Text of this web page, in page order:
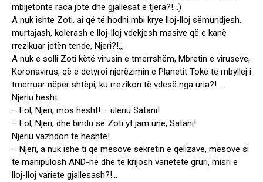
mbijetonte raca jote dhe gjallesat e tjera?!…)
A nuk ishte Zoti, ai që të hodhi mbi krye lloj-lloj sëmundjesh,
murtajash, kolerash e lloj-lloj vdekjesh masive që e kanë
rrezikuar jetën tënde, Njeri?!,,,
A nuk e solli Zoti këtë virusin e tmerrshëm, Mbretin e viruseve,
Koronavirus, që e detyroi njerëzimin e Planetit Tokë të mbyllej i
tmerruar nëpër shtëpi, ku rrezikon të vdesë nga uria?!…
Njeriu hesht.
– Fol, Njeri, mos hesht! – ulëriu Satani!
– Fol, Njeri, dhe bindu se Zoti yt jam unë, Satani!
Njeriu vazhdon të heshtë!
– Njeri, a nuk ishe ti që mësove sekretin e qelizave, mësove si
të manipulosh AND-në dhe të krijosh varietete gruri, misri e
lloj-lloj variete gjallesash?!…